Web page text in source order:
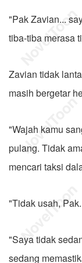
"Pak Zavian...
tiba-tiba merasa
Zavian tidak
masih bergetar
"Wajah kamu
pulang. Tidak
mencari taksi
"Tidak usah,
"Saya tidak
sedang